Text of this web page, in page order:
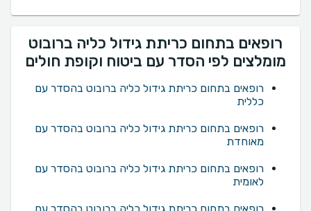
רופאים בתחום כריתת גידול כליה ברובוט
מומלצים לפי הסדר עם ביטוח וקופת חולים
רופאים בתחום כריתת גידול כליה ברובוט בהסדר עם
כללית
רופאים בתחום כריתת גידול כליה ברובוט בהסדר עם
מאוחדת
רופאים בתחום כריתת גידול כליה ברובוט בהסדר עם
לאומית